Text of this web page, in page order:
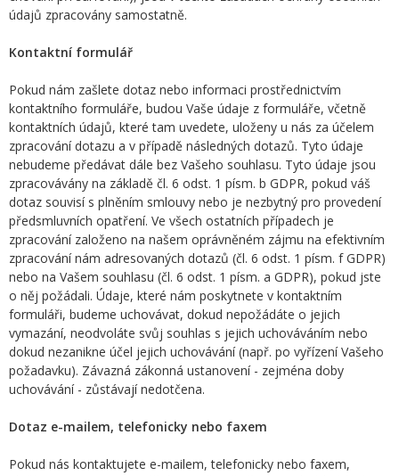
údajů zpracovány samostatně.
Kontaktní formulář
Pokud nám zašlete dotaz nebo informaci prostřednictvím
kontaktního formuláře, budou Vaše údaje z formuláře, včetně
kontaktních údajů, které tam uvedete, uloženy u nás za účelem
zpracování dotazu a v případě následných dotazů. Tyto údaje
nebudeme předávat dále bez Vašeho souhlasu. Tyto údaje jsou
zpracovávány na základě čl. 6 odst. 1 písm. b GDPR, pokud váš
dotaz souvisí s plněním smlouvy nebo je nezbytný pro provedení
předsmluvních opatření. Ve všech ostatních případech je
zpracování založeno na našem oprávněném zájmu na efektivním
zpracování nám adresovaných dotazů (čl. 6 odst. 1 písm. f GDPR)
nebo na Vašem souhlasu (čl. 6 odst. 1 písm. a GDPR), pokud jste
o něj požádali. Údaje, které nám poskytnete v kontaktním
formuláři, budeme uchovávat, dokud nepožádáte o jejich
vymazání, neodvoláte svůj souhlas s jejich uchováváním nebo
dokud nezanikne účel jejich uchovávání (např. po vyřízení Vašeho
požadavku). Závazná zákonná ustanovení - zejména doby
uchovávání - zůstávají nedotčena.
Dotaz e-mailem, telefonicky nebo faxem
Pokud nás kontaktujete e-mailem, telefonicky nebo faxem,